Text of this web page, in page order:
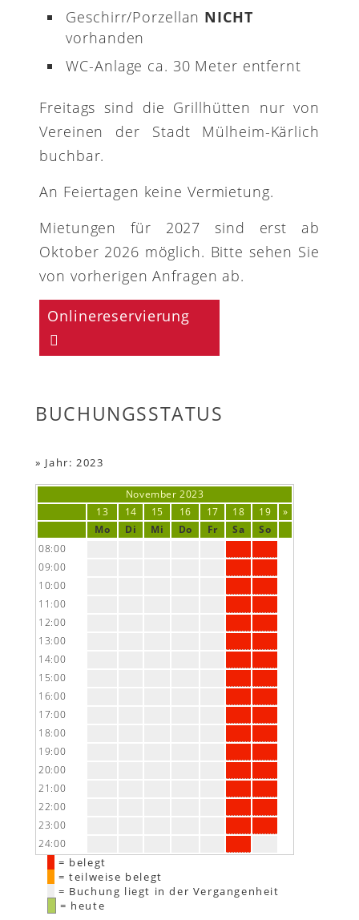
Geschirr/Porzellan NICHT
vorhanden
WC-Anlage ca. 30 Meter entfernt
Freitags sind die Grillhütten nur von
Vereinen der Stadt Mülheim-Kärlich
buchbar.
An Feiertagen keine Vermietung.
Mietungen für 2027 sind erst ab
Oktober 2026 möglich. Bitte sehen Sie
von vorherigen Anfragen ab.
Onlinereservierung
BUCHUNGSSTATUS
» Jahr: 2023
November 2023
13
14 15 16 17 18 19
»
Mo
Di Mi Do Fr Sa
So
08:00
09:00
10:00
11:00
12:00
13:00
14:00
15:00
16:00
17:00
18:00
19:00
20:00
21:00
22:00
23:00
24:00
= belegt
= teilweise belegt
= Buchung liegt in der Vergangenheit
= heute